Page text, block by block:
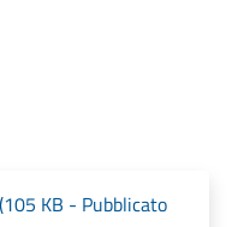
KB - Pubblicato